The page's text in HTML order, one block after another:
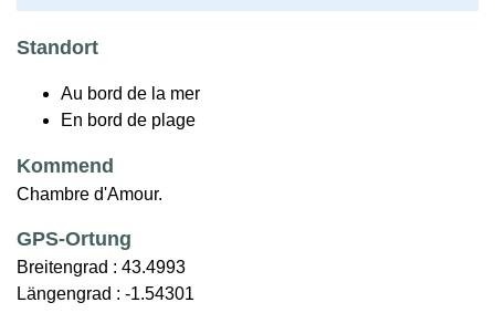
Standort
Au bord de la mer
En bord de plage
Kommend
Chambre d'Amour.
GPS-Ortung
Breitengrad : 43.4993
Längengrad : -1.54301